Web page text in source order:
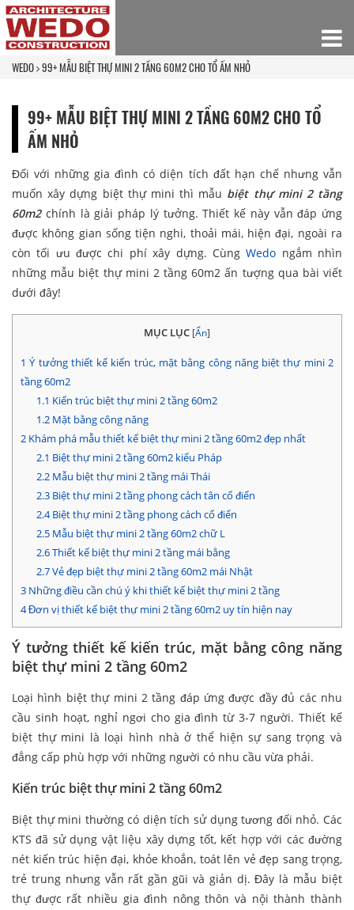
WEDO 99+ MẪU BIỆT THỰ MINI 2 TẦNG 60M2 CHO TỔ ẤM NHỎ
99+ MẪU BIỆT THỰ MINI 2 TẦNG 60M2 CHO TỔ
ẤM NHỎ
Đối với những gia đình có diện tích đất hạn chế nhưng vẫn
muốn xây dựng biệt thự mini thì mẫu biệt thự mini 2 tầng
60m2chính là giải pháp lý tưởng. Thiết kế này vẫn đáp ứng
được không gian sống tiện nghi, thoải mái, hiện đại, ngoài ra
còn tối ưu được chi phí xây dựng. CùngWedo ngắm nhìn
những mẫu biệt thự mini 2 tầng 60m2 ấn tượng qua bài viết
dưới đây!
MỤC LỤC [Ẩn]
1 Ý tưởng thiết kế kiến trúc, mặt bằng công năng biệt thự mini 2
tầng 60m2
1.1 Kiến trúc biệt thự mini 2 tầng 60m2
1.2Mặt bằng công năng
2 Khám phá mẫu thiết kế biệt thự mini 2 tầng 60m2 đẹp nhất
2.1 Biệt thự mini 2 tầng 60m2 kiểu Pháp
2.2Mẫu biệt thự mini 2 tầng mái Thái
2.3Biệt thự mini 2 tầng phong cách tân cổ điển
2.4Biệt thự mini 2 tầng phong cách cổ điển
2.5Mẫu biệt thự mini 2 tầng 60m2 chữ L
2.6Thiết kế biệt thự mini 2 tầng mái bằng
2.7Vẻ đẹp biệt thự mini 2 tầng 60m2 mái Nhật
3 Những điều cần chú ý khi thiết kế biệt thự mini 2 tầng
4Đơn vị thiết kế biệt thự mini 2 tầng 60m2 uy tín hiện nay
Ý tưởng thiết kế kiến trúc, mặt bằng công năng
biệt thự mini 2 tầng 60m2
Loại hình biệt thự mini 2 tầng đáp ứng được đầy đủ các nhu
cầu sinh hoạt, nghỉ ngơi cho gia đình từ 3-7 người. Thiết kế
biệt thự mini là loại hình nhà ở thể hiện sự sang trọng và
đẳng cấp phù hợp với những người có nhu cầu vừa phải.
Kiến trúc biệt thự mini 2 tầng 60m2
Biệt thự mini thường có diện tích sử dụng tương đối nhỏ. Các
KTS đã sử dụng vật liệu xây dựng tốt, kết hợp với các đường
nét kiến trúc hiện đại, khỏe khoắn, toát lên vẻ đẹp sang trọng,
trẻ trung nhưng vẫn rất gần gũi và giản dị. Đây là mẫu biệt
thự được rất nhiều gia đình nông thôn và nội thành thành